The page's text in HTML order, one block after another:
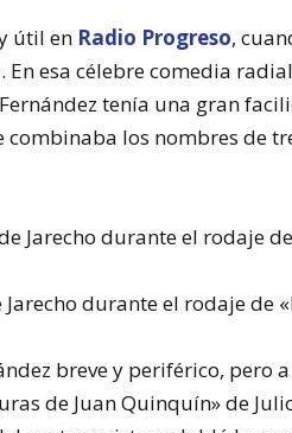
útil en Radio Progreso,
. En esa célebre comedia
tenía una gran
combinaba los nombres de
durante el rodaje de
breve y periférico, pero
de Juan Quinquín» de